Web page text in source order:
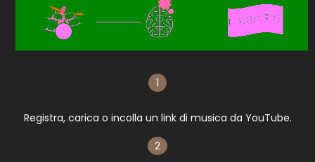
1
Registra, carica o incolla un link di musica da YouTube.
2